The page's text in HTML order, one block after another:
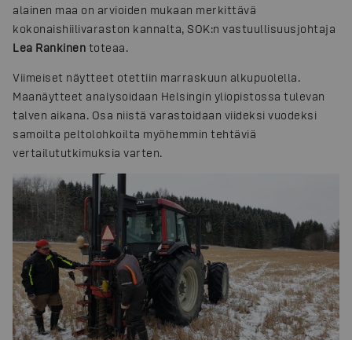
alainen maa on arvioiden mukaan merkittävä
kokonaishiilivaraston kannalta, SOK:n vastuullisuusjohtaja
Lea Rankinen toteaa.
Viimeiset näytteet otettiin marraskuun alkupuolella.
Maanäytteet analysoidaan Helsingin yliopistossa tulevan
talven aikana. Osa niistä varastoidaan viideksi vuodeksi
samoilta peltolohkoilta myöhemmin tehtäviä
vertailututkimuksia varten.